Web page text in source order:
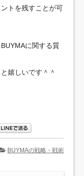
トを残すことが可
に関する質
嬉しいです＾＾
BUYMAの戦略・戦術